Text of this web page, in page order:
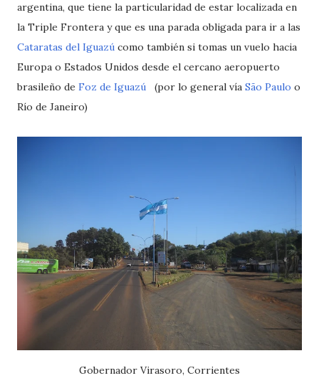
argentina, que tiene la particularidad de estar localizada en
la Triple Frontera y que es una parada obligada para ir a las
Cataratas del Iguazú como también si tomas un vuelo hacia
Europa o Estados Unidos desde el cercano aeropuerto
brasileño de Foz de Iguazú (por lo general vía São Paulo o
Río de Janeiro)
Gobernador Virasoro, Corrientes